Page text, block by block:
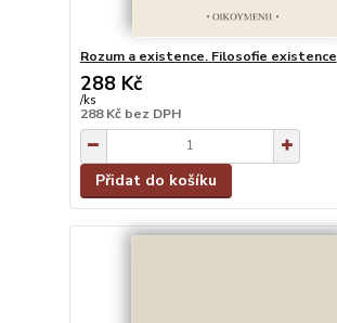
Rozum a existence. Filosofie existence
288 Kč
/ks
288 Kč bez DPH
Přidat do košíku